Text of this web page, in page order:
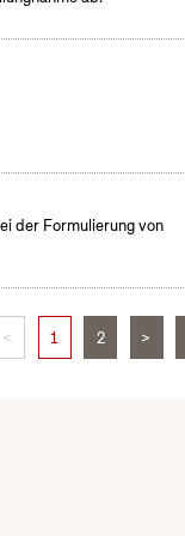
der Formulierung von
< 1 2 >